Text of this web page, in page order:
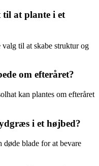
til at plante i et
til at skabe struktur og
om efteråret?
kan plantes om efteråret
i et højbed?
blade for at bevare